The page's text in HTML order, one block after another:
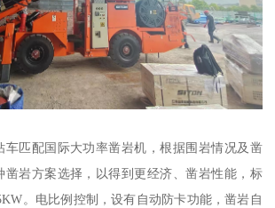
车匹配国际大功率凿岩机，根据围岩情况及凿
凿岩方案选择，以得到更经济、凿岩性能，标
。电比例控制，设有自动防卡功能，凿岩自